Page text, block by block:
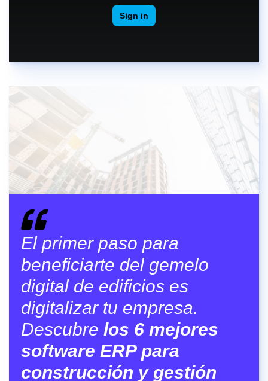
El primer paso para
beneficiarte del gemelo
digital de edificios es
digitalizar tu empresa.
Descubre los 6 mejores
software ERP para
construcción y gestión